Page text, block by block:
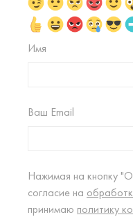
Имя
Ваш Email
Нажимая на кнопку
согласие на
принимаю политику